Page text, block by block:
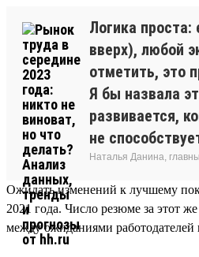
Логика
вверх), любой
отметить, это
Я бы назвала
развивается,
не
Наталья Данина,
Ожидать изменений к лучшему
2021 года. Число резюме за этот
между ожиданиями работодателей